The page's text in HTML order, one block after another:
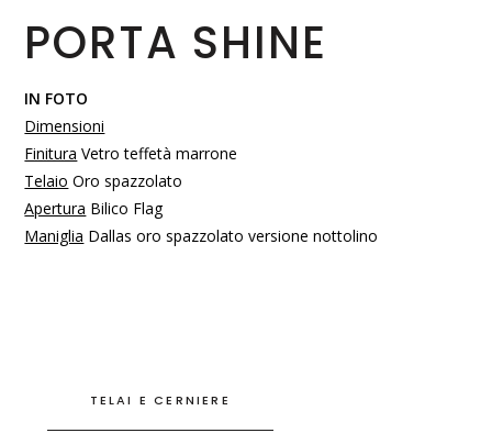
PORTA SHINE
IN FOTO
Dimensioni
Finitura Vetro teffetà marrone
Telaio Oro spazzolato
Apertura Bilico Flag
Maniglia Dallas oro spazzolato versione nottolino
TELAI E CERNIERE